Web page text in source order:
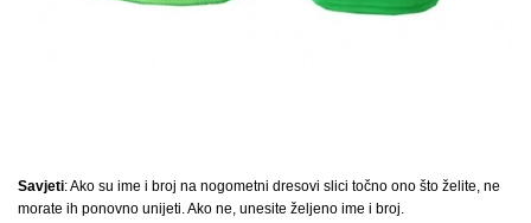
Savjeti: Ako su ime i broj na nogometni dresovi slici točno ono što želite, ne
morate ih ponovno unijeti. Ako ne, unesite željeno ime i broj.